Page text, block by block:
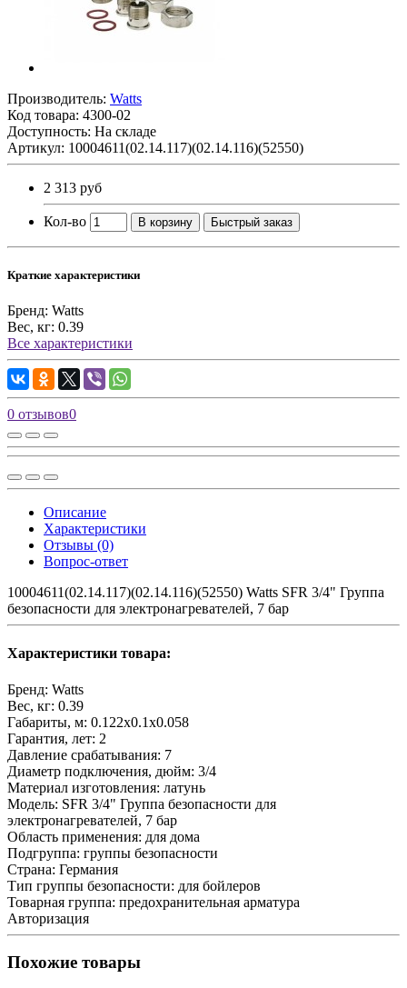
Производитель: Watts
Код товара: 4300-02
Доступность: На складе
Артикул: 10004611(02.14.117)(02.14.116)(52550)
2 313 руб
Кол-во В корзину Быстрый заказ
Краткие характеристики
Бренд: Watts
Вес, кг: 0.39
Все характеристики
0 отзывов0
Описание
Характеристики
Отзывы (0)
Вопрос-ответ
10004611(02.14.117)(02.14.116)(52550) Watts SFR 3/4" Группа
безопасности для электронагревателей, 7 бар
Характеристики товара:
Бренд: Watts
Вес, кг: 0.39
Габариты, м: 0.122x0.1x0.058
Гарантия, лет: 2
Давление срабатывания: 7
Диаметр подключения, дюйм: 3/4
Материал изготовления: латунь
Модель: SFR 3/4" Группа безопасности для
электронагревателей, 7 бар
Область применения: для дома
Подгруппа: группы безопасности
Страна: Германия
Тип группы безопасности: для бойлеров
Товарная группа: предохранительная арматура
Авторизация
Похожие товары